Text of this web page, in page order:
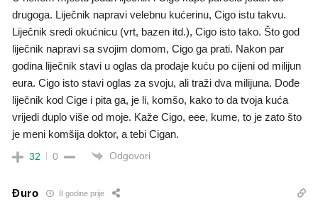
drugoga. Liječnik napravi velebnu kućerinu, Cigo istu takvu.
Liječnik sredi okućnicu (vrt, bazen itd.), Cigo isto tako. Što god
liječnik napravi sa svojim domom, Cigo ga prati. Nakon par
godina liječnik stavi u oglas da prodaje kuću po cijeni od milijun
eura. Cigo isto stavi oglas za svoju, ali traži dva milijuna. Dođe
liječnik kod Cige i pita ga, je li, komšo, kako to da tvoja kuća
vrijedi duplo više od moje. Kaže Cigo, eee, kume, to je zato što
je meni komšija doktor, a tebi Cigan.
32 0 Odgovori
Đuro 8 godine prije